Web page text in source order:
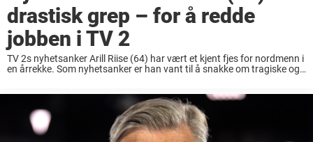
drastisk grep – for å redde
jobben i TV 2
TV 2s nyhetsanker Arill Riise (64) har vært et kjent fjes for nordmenn i
en årrekke. Som nyhetsanker er han vant til å snakke om tragiske og